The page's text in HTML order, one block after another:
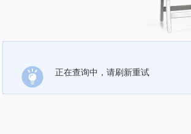
正在查询中，请刷新重试